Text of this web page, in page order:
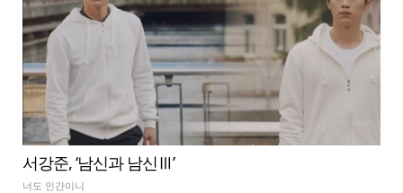
서강준, ‘남신과 남신Ⅲ’
너도 인간이니